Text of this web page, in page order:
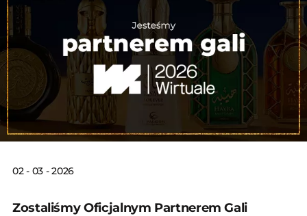
02 - 03 - 2026
Zostaliśmy Oficjalnym Partnerem Gali